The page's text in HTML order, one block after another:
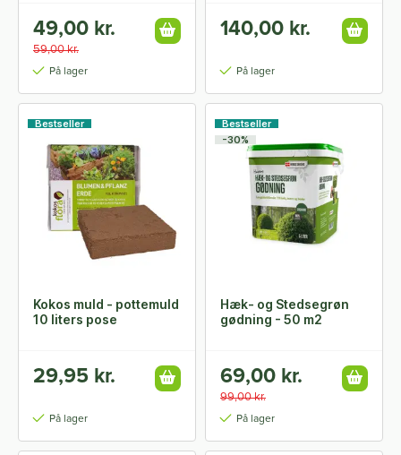
49,00 kr.
59,00 kr.
På lager
140,00 kr.
På lager
Bestseller
Kokos muld - pottemuld
10 liters pose
29,95 kr.
På lager
Bestseller
-30%
Hæk- og Stedsegrøn
gødning - 50 m2
69,00 kr.
99,00 kr.
På lager